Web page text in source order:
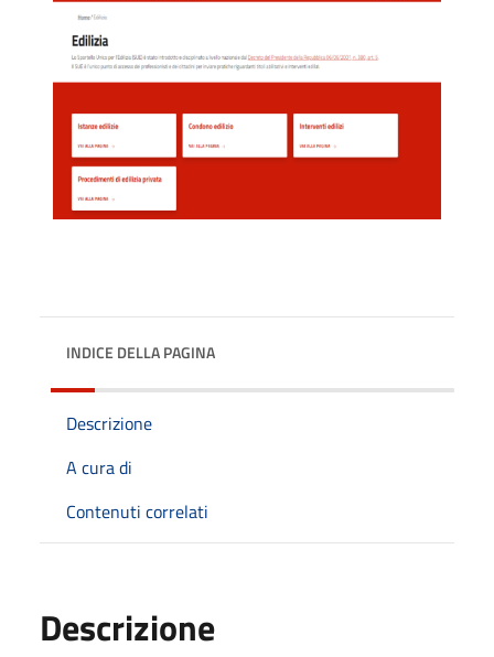
INDICE DELLA PAGINA
Descrizione
A cura di
Contenuti correlati
Descrizione